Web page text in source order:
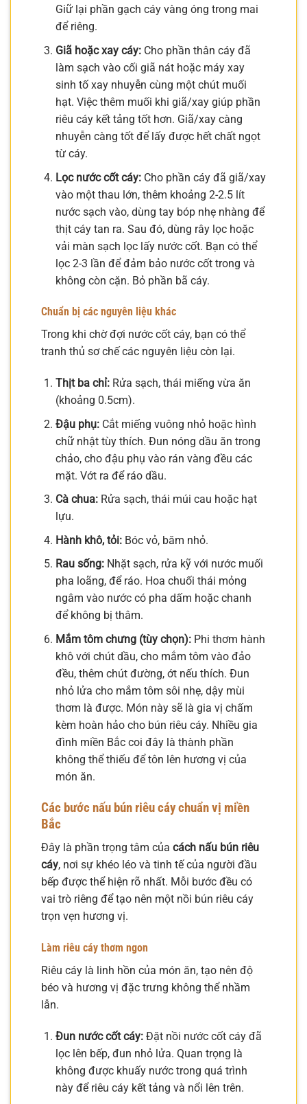
Giữ lại phần gạch cáy vàng óng trong mai
để riêng.
Giã hoặc xay cáy:Cho phần thân cáy đã
làm sạch vào cối giã nát hoặc máy xay
sinh tố xay nhuyễn cùng một chút muối
hạt. Việc thêm muối khi giã/xay giúp phần
riêu cáy kết tảng tốt hơn. Giã/xay càng
nhuyễn càng tốt để lấy được hết chất ngọt
từ cáy.
Lọc nước cốt cáy:Cho phần cáy đã giã/xay
vào một thau lớn, thêm khoảng 2-2.5 lít
nước sạch vào, dùng tay bóp nhẹ nhàng để
thịt cáy tan ra. Sau đó, dùng rây lọc hoặc
vải màn sạch lọc lấy nước cốt. Bạn có thể
lọc 2-3 lần để đảm bảo nước cốt trong và
không còn cặn. Bỏ phần bã cáy.
Chuẩn bị các nguyên liệu khác
Trong khi chờ đợi nước cốt cáy, bạn có thể
tranh thủ sơ chế các nguyên liệu còn lại.
Thịt ba chỉ:Rửa sạch, thái miếng vừa ăn
(khoảng 0.5cm).
Đậu phụ:Cắt miếng vuông nhỏ hoặc hình
chữ nhật tùy thích. Đun nóng dầu ăn trong
chảo, cho đậu phụ vào rán vàng đều các
mặt. Vớt ra để ráo dầu.
Cà chua:Rửa sạch, thái múi cau hoặc hạt
lựu.
Hành khô, tỏi:Bóc vỏ, băm nhỏ.
Rau sống:Nhặt sạch, rửa kỹ với nước muối
pha loãng, để ráo. Hoa chuối thái mỏng
ngâm vào nước có pha dấm hoặc chanh
để không bị thâm.
Mắm tôm chưng (tùy chọn):Phi thơm hành
khô với chút dầu, cho mắm tôm vào đảo
đều, thêm chút đường, ớt nếu thích. Đun
nhỏ lửa cho mắm tôm sôi nhẹ, dậy mùi
thơm là được. Món này sẽ là gia vị chấm
kèm hoàn hảo cho bún riêu cáy. Nhiều gia
đình miền Bắc coi đây là thành phần
không thể thiếu để tôn lên hương vị của
món ăn.
Các bước nấu bún riêu cáy chuẩn vị miền
Bắc
Đây là phần trọng tâm của cách nấu bún riêu
cáy, nơi sự khéo léo và tinh tế của người đầu
bếp được thể hiện rõ nhất. Mỗi bước đều có
vai trò riêng để tạo nên một nồi bún riêu cáy
trọn vẹn hương vị.
Làm riêu cáy thơm ngon
Riêu cáy là linh hồn của món ăn, tạo nên độ
béo và hương vị đặc trưng không thể nhầm
lẫn.
Đun nước cốt cáy:Đặt nồi nước cốt cáy đã
lọc lên bếp, đun nhỏ lửa. Quan trọng là
không được khuấy nước trong quá trình
này để riêu cáy kết tảng và nổi lên trên.